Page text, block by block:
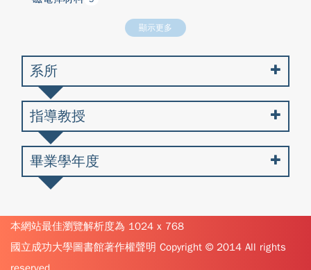
顯示更多
系所
指導教授
畢業學年度
本網站最佳瀏覽解析度為 1024 x 768
國立成功大學圖書館著作權聲明 Copyright © 2014 All rights